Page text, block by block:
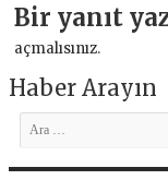
Bir yanıt
açmalısınız.
Haber Arayın